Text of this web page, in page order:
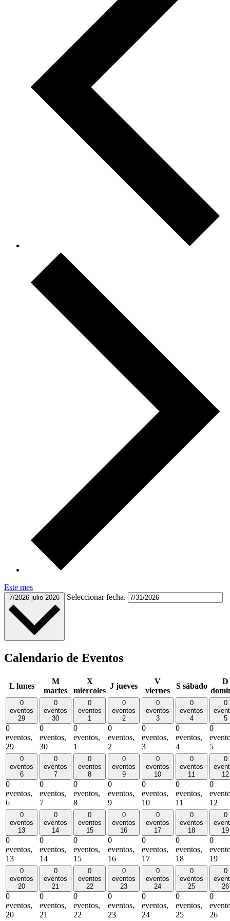
Este mes
7/2026 julio 2026 Seleccionar fecha.
Calendario de Eventos
L lunes
M
martes
X
miércoles
J jueves
V
viernes
S sábado
D
0
eventos
29
0
eventos,
29
0
eventos
30
0
eventos,
30
0
eventos
1
0
eventos,
1
0
eventos
2
0
eventos,
2
0
eventos
3
0
eventos,
3
0
eventos
4
0
eventos,
4
0
5
0
5
0
eventos
6
0
eventos,
6
0
eventos
7
0
eventos,
7
0
eventos
8
0
eventos,
8
0
eventos
9
0
eventos,
9
0
eventos
10
0
eventos,
10
0
eventos
11
0
eventos,
11
0
12
0
12
0
eventos
13
0
eventos,
13
0
eventos
14
0
eventos,
14
0
eventos
15
0
eventos,
15
0
eventos
16
0
eventos,
16
0
eventos
17
0
eventos,
17
0
eventos
18
0
eventos,
18
0
19
0
19
0
eventos
20
0
eventos,
20
0
eventos
21
0
eventos,
21
0
eventos
22
0
eventos,
22
0
eventos
23
0
eventos,
23
0
eventos
24
0
eventos,
24
0
eventos
25
0
eventos,
25
0
26
0
26